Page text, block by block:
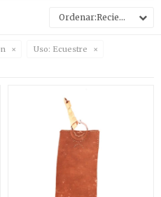
Recientes
Uso: Ecuestre